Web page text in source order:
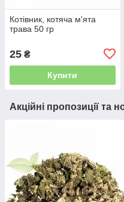
Котівник, котяча м'ята
трава 50 гр
25 ₴
Купити
Акційні пропозиції та